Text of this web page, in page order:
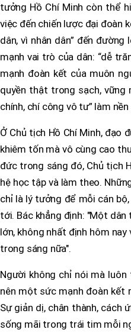
tưởng Hồ Chí Minh còn thể
việc đến chiến lược đại đoàn
dân, vì nhân dân” đến
mạnh vai trò của dân: “dễ
mạnh đoàn kết của muôn
quyền thật trong sạch, vững
chính, chí công vô tư” làm nền
Ở Chủ tịch Hồ Chí Minh,
khiêm tốn mà vô cùng cao
đức trong sáng đó, Chủ tịch
hệ học tập và làm theo.
chỉ là lý tưởng để mỗi cán
tới. Bác khẳng định: "Một
lớn, không nhất định hôm
trong sáng nữa".
Người không chỉ nói mà
nên một sức mạnh đoàn kết
Sự giản dị, chân thành, cách
sống mãi trong trái tim mỗi